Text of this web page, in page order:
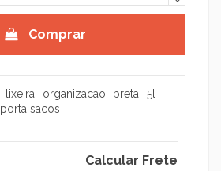
Comprar
lixeira organizacao preta
5l
porta sacos
Calcular Frete